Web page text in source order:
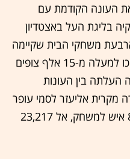
העונה הקודמת עם
למשחקיה בליגת העל באצטדיון
משחקי הבית שקיימה
באצטדיון החדש טוטו-טרנר משכו למעלה מ-15 אלף צופים
מכבי חיפה העלתה בין העונות
15, עת עברה מקרית אליעזר לסמי עופר
- את כמות הקהל שלה מ-8,757 איש למשחק, אל 23,217